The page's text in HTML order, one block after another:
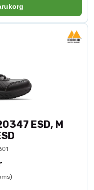
ESD, M